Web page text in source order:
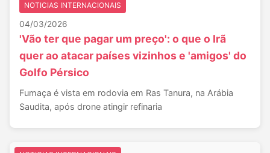
NOTICIAS INTERNACIONAIS
04/03/2026
'Vão ter que pagar um preço': o que o Irã
quer ao atacar países vizinhos e 'amigos' do
Golfo Pérsico
Fumaça é vista em rodovia em Ras Tanura, na Arábia
Saudita, após drone atingir refinaria